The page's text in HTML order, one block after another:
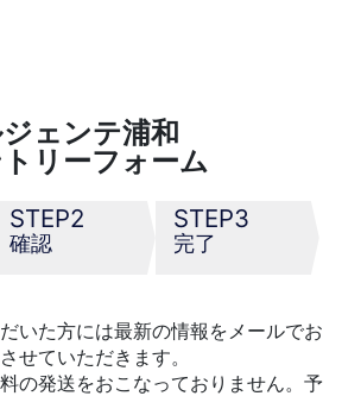
ェンテ浦和
リーフォーム
2
確認
3
完了
いた方には最新の情報をメールでお
せていただきます。
の発送をおこなっておりません。予